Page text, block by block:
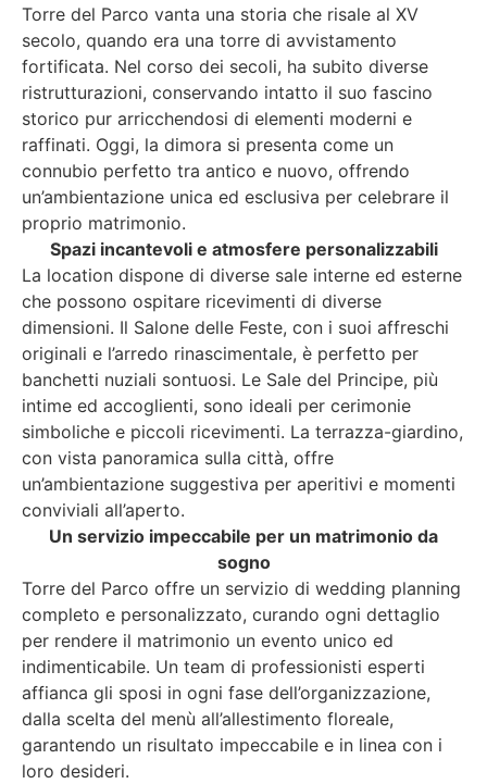
Torre del Parco vanta una storia che risale al XV
secolo, quando era una torre di avvistamento
fortificata. Nel corso dei secoli, ha subito diverse
ristrutturazioni, conservando intatto il suo fascino
storico pur arricchendosi di elementi moderni e
raffinati. Oggi, la dimora si presenta come un
connubio perfetto tra antico e nuovo, offrendo
un’ambientazione unica ed esclusiva per celebrare il
proprio matrimonio.
Spazi incantevoli e atmosfere personalizzabili
La location dispone di diverse sale interne ed esterne
che possono ospitare ricevimenti di diverse
dimensioni. Il Salone delle Feste, con i suoi affreschi
originali e l’arredo rinascimentale, è perfetto per
banchetti nuziali sontuosi. Le Sale del Principe, più
intime ed accoglienti, sono ideali per cerimonie
simboliche e piccoli ricevimenti. La terrazza-giardino,
con vista panoramica sulla città, offre
un’ambientazione suggestiva per aperitivi e momenti
conviviali all’aperto.
Un servizio impeccabile per un matrimonio da
sogno
Torre del Parco offre un servizio di wedding planning
completo e personalizzato, curando ogni dettaglio
per rendere il matrimonio un evento unico ed
indimenticabile. Un team di professionisti esperti
affianca gli sposi in ogni fase dell’organizzazione,
dalla scelta del menù all’allestimento floreale,
garantendo un risultato impeccabile e in linea con i
loro desideri.